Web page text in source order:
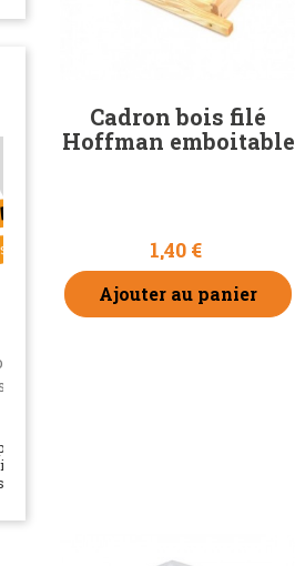
Précédent
Cadron bois filé
Hoffman emboitable
1,40 €
Ajouter au panier